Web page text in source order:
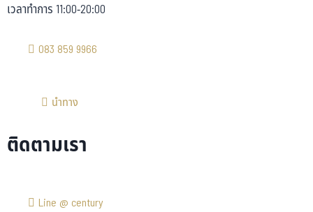
เวลาทำการ 11:00-20:00
083 859 9966
นำทาง
ติดตามเรา
Line @ century